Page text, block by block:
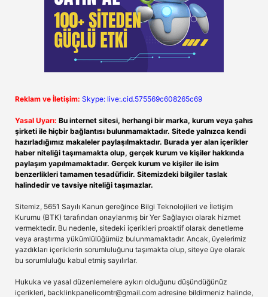
Reklam ve İletişim: Skype: live:.cid.575569c608265c69
Yasal Uyarı: Bu internet sitesi, herhangi bir marka, kurum veya şahıs
şirketi ile hiçbir bağlantısı bulunmamaktadır. Sitede yalnızca kendi
hazırladığımız makaleler paylaşılmaktadır. Burada yer alan içerikler
haber niteliği taşımamakta olup, gerçek kurum ve kişiler hakkında
paylaşım yapılmamaktadır. Gerçek kurum ve kişiler ile isim
benzerlikleri tamamen tesadüfidir. Sitemizdeki bilgiler taslak
halindedir ve tavsiye niteliği taşımazlar.
Sitemiz, 5651 Sayılı Kanun gereğince Bilgi Teknolojileri ve İletişim
Kurumu (BTK) tarafından onaylanmış bir Yer Sağlayıcı olarak hizmet
vermektedir. Bu nedenle, sitedeki içerikleri proaktif olarak denetleme
veya araştırma yükümlülüğümüz bulunmamaktadır. Ancak, üyelerimiz
yazdıkları içeriklerin sorumluluğunu taşımakta olup, siteye üye olarak
bu sorumluluğu kabul etmiş sayılırlar.
Hukuka ve yasal düzenlemelere aykırı olduğunu düşündüğünüz
içerikleri, backlinkpanelicomtr@gmail.com adresine bildirmeniz halinde,